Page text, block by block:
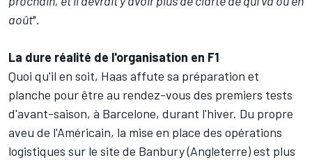
août".
La dure réalité de l'organisation en F1
Quoi qu'il en soit, Haas affute sa préparation et
planche pour être au rendez-vous des premiers tests
d'avant-saison, à Barcelone, durant l'hiver. Du propre
aveu de l'Américain, la mise en place des opérations
logistiques sur le site de Banbury (Angleterre) est plus